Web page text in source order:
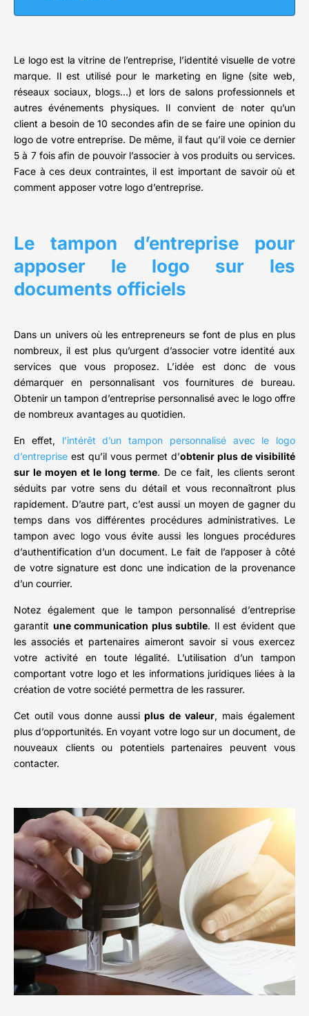
Le logo est la vitrine de l’entreprise, l’identité visuelle de votre
marque. Il est utilisé pour le marketing en ligne (site web,
réseaux sociaux, blogs…) et lors de salons professionnels et
autres événements physiques. Il convient de noter qu’un
client a besoin de 10 secondes afin de se faire une opinion du
logo de votre entreprise. De même, il faut qu’il voie ce dernier
5 à 7 fois afin de pouvoir l’associer à vos produits ou services.
Face à ces deux contraintes, il est important de savoir où et
comment apposer votre logo d’entreprise.
Le tampon d’entreprise pour
apposer le logo sur les
documents officiels
Dans un univers où les entrepreneurs se font de plus en plus
nombreux, il est plus qu’urgent d’associer votre identité aux
services que vous proposez. L’idée est donc de vous
démarquer en personnalisant vos fournitures de bureau.
Obtenir un tampon d’entreprise personnalisé avec le logo offre
de nombreux avantages au quotidien.
En effet, l’intérêt d’un tampon personnalisé avec le logo
d’entreprise est qu’il vous permet d’obtenir plus de visibilité
sur le moyen et le long terme. De ce fait, les clients seront
séduits par votre sens du détail et vous reconnaîtront plus
rapidement. D’autre part, c’est aussi un moyen de gagner du
temps dans vos différentes procédures administratives. Le
tampon avec logo vous évite aussi les longues procédures
d’authentification d’un document. Le fait de l’apposer à côté
de votre signature est donc une indication de la provenance
d’un courrier.
Notez également que le tampon personnalisé d’entreprise
garantit une communication plus subtile. Il est évident que
les associés et partenaires aimeront savoir si vous exercez
votre activité en toute légalité. L’utilisation d’un tampon
comportant votre logo et les informations juridiques liées à la
création de votre société permettra de les rassurer.
Cet outil vous donne aussiplus de valeur, mais également
plus d’opportunités. En voyant votre logo sur un document, de
nouveaux clients ou potentiels partenaires peuvent vous
contacter.